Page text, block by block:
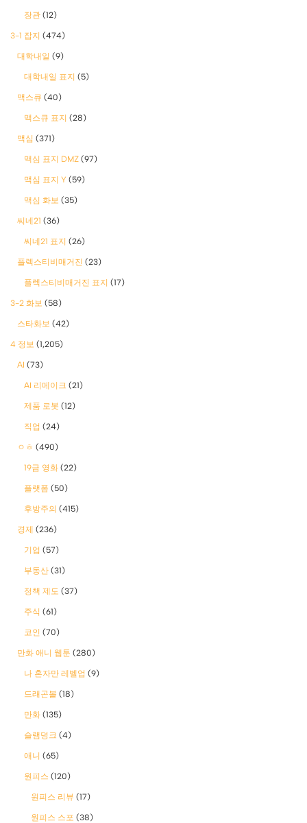
장관 (12)
3-1 잡지 (474)
대학내일 (9)
대학내일 표지 (5)
맥스큐 (40)
맥스큐 표지 (28)
맥심 (371)
맥심 표지 DMZ (97)
맥심 표지 Y (59)
맥심 화보 (35)
씨네21 (36)
씨네21 표지 (26)
플렉스티비매거진 (23)
플렉스티비매거진 표지 (17)
3-2 화보 (58)
스타화보 (42)
4 정보 (1,205)
AI (73)
AI 리메이크 (21)
제품 로봇 (12)
직업 (24)
ㅇㅎ (490)
19금 영화 (22)
플랫폼 (50)
후방주의 (415)
경제 (236)
기업 (57)
부동산 (31)
정책 제도 (37)
주식 (61)
코인 (70)
만화 애니 웹툰 (280)
나 혼자만 레벨업 (9)
드래곤볼 (18)
만화 (135)
슬램덩크 (4)
애니 (65)
원피스 (120)
원피스 리뷰 (17)
원피스 스포 (38)